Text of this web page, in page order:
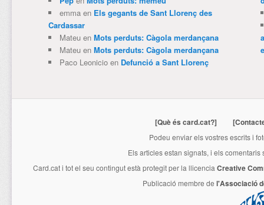
emmaen Els gegants de Sant Llorenç des
Cardassar
Mateuen Mots perduts: Càgola merdançana
Mateuen Mots perduts: Càgola merdançana
Paco Leonicioen Defunció a Sant Llorenç
[Què és card.cat?]
Podeu enviar els vostres escrits i
Els articles estan signats, i els
Card.cati tot el seu contingut està protegit per la llicencia Creative
Publicació membre de l'Associació